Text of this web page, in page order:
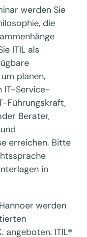
werden Sie
die
ITIL als
planen,
IT-Service-
Führungskraft,
Berater,
erreichen. Bitte
in
werden
angeboten. ITIL®